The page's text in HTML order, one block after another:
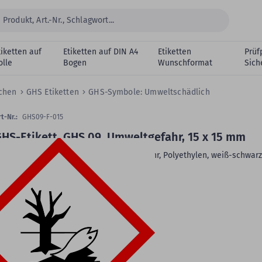
auf
Etiketten auf DIN A4
Bogen
Etiketten
Wunschformat
GHS Etiketten GHS-Symbole: Umweltschädlich
Etikett, GHS 09, Umweltgefahr, 15 x 15 mm
Etikett, GHS 09, Warnung Umweltgefahr, Polyethylen, weiß-
x 15 mm, 1.000 Etiketten
Nr.: GHS09-F-015
Material:
permanent klebend
1,57 Zoll (40 mm)
1.000 Etiketten auf 1 Rolle/n
Produktdetails